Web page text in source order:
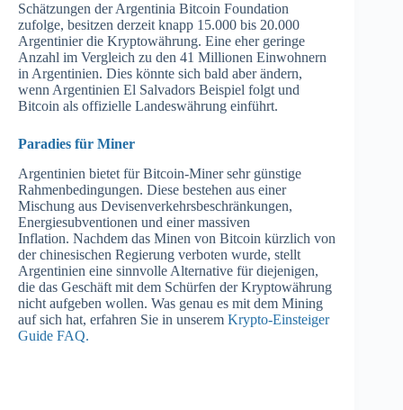
Schätzungen der Argentinia Bitcoin Foundation
zufolge, besitzen derzeit knapp 15.000 bis 20.000
Argentinier die Kryptowährung. Eine eher geringe
Anzahl im Vergleich zu den 41 Millionen Einwohnern
in Argentinien. Dies könnte sich bald aber ändern,
wenn Argentinien El Salvadors Beispiel folgt und
Bitcoin als offizielle Landeswährung einführt.
Paradies für Miner
Argentinien bietet für Bitcoin-Miner sehr günstige
Rahmenbedingungen. Diese bestehen aus einer
Mischung aus Devisenverkehrsbeschränkungen,
Energiesubventionen und einer massiven
Inflation. Nachdem das Minen von Bitcoin kürzlich von
der chinesischen Regierung verboten wurde, stellt
Argentinien eine sinnvolle Alternative für diejenigen,
die das Geschäft mit dem Schürfen der Kryptowährung
nicht aufgeben wollen. Was genau es mit dem Mining
auf sich hat, erfahren Sie in unserem Krypto-Einsteiger
Guide FAQ.